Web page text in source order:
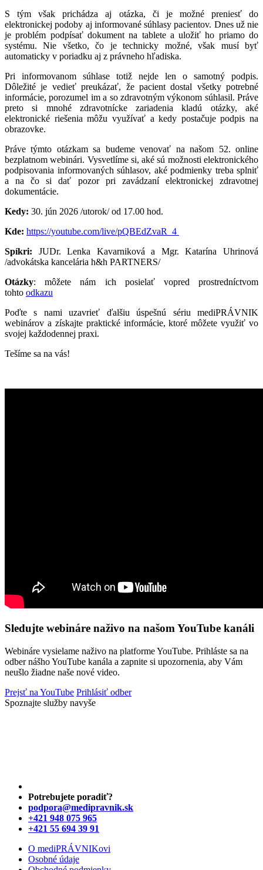
S tým však prichádza aj otázka, či je možné preniesť do
elektronickej podoby aj informované súhlasy pacientov. Dnes už nie
je problém podpísať dokument na tablete a uložiť ho priamo do
systému. Nie všetko, čo je technicky možné, však musí byť
automaticky v poriadku aj z právneho hľadiska.
Pri informovanom súhlase totiž nejde len o samotný podpis.
Dôležité je vedieť preukázať, že pacient dostal všetky potrebné
informácie, porozumel im a so zdravotným výkonom súhlasil. Práve
preto si mnohé zdravotnícke zariadenia kladú otázky, aké
elektronické riešenia môžu využívať a kedy postačuje podpis na
obrazovke.
Práve týmto otázkam sa budeme venovať na našom 52. online
bezplatnom webinári. Vysvetlíme si, aké sú možnosti elektronického
podpisovania informovaných súhlasov, aké podmienky treba splniť
a na čo si dať pozor pri zavádzaní elektronickej zdravotnej
dokumentácie.
Kedy: 30. jún 2026 /utorok/ od 17.00 hod.
Kde: https://youtube.com/live/pQBEdZvaR_4
Spíkri: JUDr. Lenka Kavarniková a Mgr. Katarína Uhrinová
/advokátska kancelária h&h PARTNERS/
Otázky: môžete nám ich posielať vopred prostredníctvom
tohto odkazu
Poďte s nami uzavrieť ďalšiu úspešnú sériu mediPRÁVNIK
webinárov a získajte praktické informácie, ktoré môžete využiť vo
svojej každodennej praxi.
Tešíme sa na vás!
Sledujte webináre naživo na našom YouTube kanáli
Webináre vysielame naživo na platforme YouTube. Prihláste sa na
odber nášho YouTube kanála a zapnite si upozornenia, aby Vám
neušlo žiadne naše nové video.
Prejsť na YouTube Prihlásiť odber
Spoznajte služby navyše
Potrebujete poradiť?
podpora@medipravnik.sk
+421 948 075 965
+421 55 694 39 91
O mediPRÁVNIKovi
Osobné údaje